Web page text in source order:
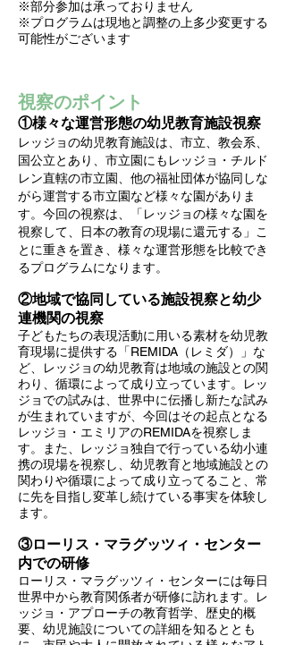
※部分参加は承っておりません
​※プログラムは現地と調整の上多少変更する
可能性がございます
視察のポイ ント
①様々な運営形態の幼児教育施設視察
レッジョの幼児教育施設は
市立、教会系、
国公立とあり、市立園にもレッジョ・ チルド
レン直轄の市立園、他の福祉団体が協同しな
がら運営する市立園など様々な園がありま
す。今回の視察は、「レッジョの様々な園を
視察して、日本の教育の現場に還元する」こ
とに重きを置き、様々な運営形態を比較でき
るプログラムになります。
②地域で協同している施設視察と幼少
連機関の視察
子どもたちの表現活動に用いる素材を幼児教
育現場に提供する「REMIDA（レミダ）」な
ど、レッジョの幼児教育は地域の施設との関
わり、循環によって成り立っています。レッ
ジョでの試みは、世界中に伝播し新たな試み
が生まれていますが、今回はその起点となる
レッジョ・エミリアのREMIDAを視察しま
す。また、レッジョ独自で行っている幼小連
携の現場を視察し、幼児教育と地域施設との
関わりや循環によって成り立ってること、常
に先を目指し変革し続けている事実を体験し
ます。
③ローリス・マラグッツィ・センター
内での研修
ローリス・マラグッツィ・センターには毎日
世界中から教育関係者が研修に訪れます。レ
ッジョ・アプローチの教育哲学、歴史的概
要、幼児施設についての詳細を知るととも